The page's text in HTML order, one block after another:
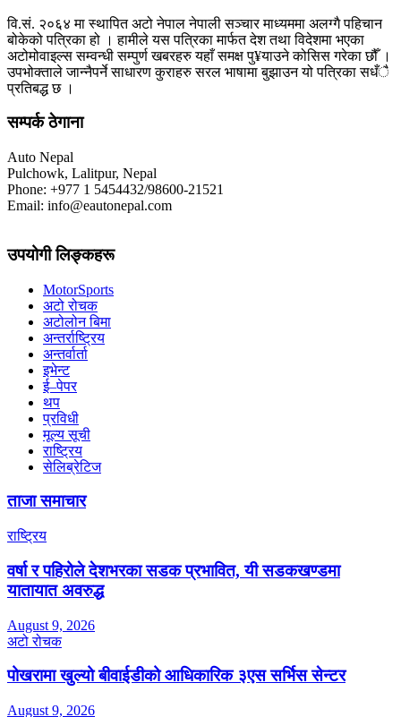
वि.सं. २०६४ मा स्थापित अटो नेपाल नेपाली सञ्चार माध्यममा अलग्गै पहिचान
बोकेको पत्रिका हो । हामीले यस पत्रिका मार्फत देश तथा विदेशमा भएका
अटोमोवाइल्स सम्वन्धी सम्पुर्ण खबरहरु यहाँ समक्ष पु¥याउने कोसिस गरेका छौँ ।
उपभोक्ताले जान्नैपर्ने साधारण कुराहरु सरल भाषामा बुझाउन यो पत्रिका सधँै
प्रतिबद्ध छ ।
सम्पर्क ठेगाना
Auto Nepal
Pulchowk, Lalitpur, Nepal
Phone: +977 1 5454432/98600-21521
Email: info@eautonepal.com
उपयोगी लिङ्कहरू
MotorSports
अटो रोचक
अटोलोन बिमा
अन्तर्राष्ट्रिय
अन्तर्वार्ता
इभेन्ट
ई–पेपर
थप
प्रविधी
मूल्य सूची
राष्ट्रिय
सेलिब्रेटिज
ताजा समाचार
राष्ट्रिय
वर्षा र पहिरोले देशभरका सडक प्रभावित, यी सडकखण्डमा
यातायात अवरुद्ध
August 9, 2026
अटो रोचक
पोखरामा खुल्यो बीवाईडीको आधिकारिक ३एस सर्भिस सेन्टर
August 9, 2026